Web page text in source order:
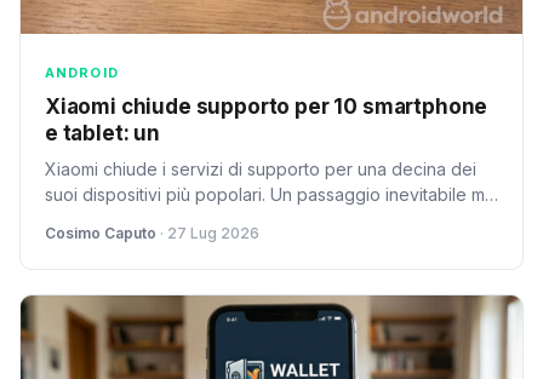
ANDROID
Xiaomi chiude supporto per 10 smartphone
e tablet: un
Xiaomi chiude i servizi di supporto per una decina dei
suoi dispositivi più popolari. Un passaggio inevitabile ma
Cosimo Caputo · 27 Lug 2026